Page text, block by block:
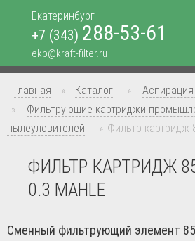
Екатеринбург
+7 (343) 288-53-61
ekb@kraft-filter.ru
Главная » Каталог »
»
Фильтрующие картриджи
пылеуловителей
» Фильтр картридж
ФИЛЬТР КАРТРИДЖ
0.3 MAHLE
Сменный фильтрующий элемент